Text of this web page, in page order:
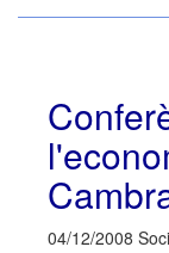
04/12/2008